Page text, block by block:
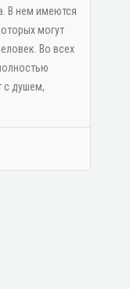
В нем имеются
могут
Во всех
с душем,